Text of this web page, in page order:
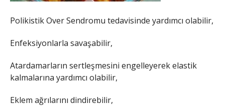
Polikistik Over Sendromu tedavisinde yardımcı olabilir,
Enfeksiyonlarla savaşabilir,
Atardamarların sertleşmesini engelleyerek elastik
kalmalarına yardımcı olabilir,
Eklem ağrılarını dindirebilir,